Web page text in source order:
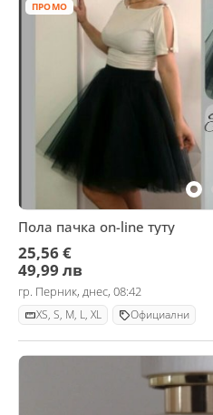
ПРОМО
Пола пачка on-line туту
25,56 €
49,99 лв
гр. Перник, днес, 08:42
XS, S, M, L, XL Официални